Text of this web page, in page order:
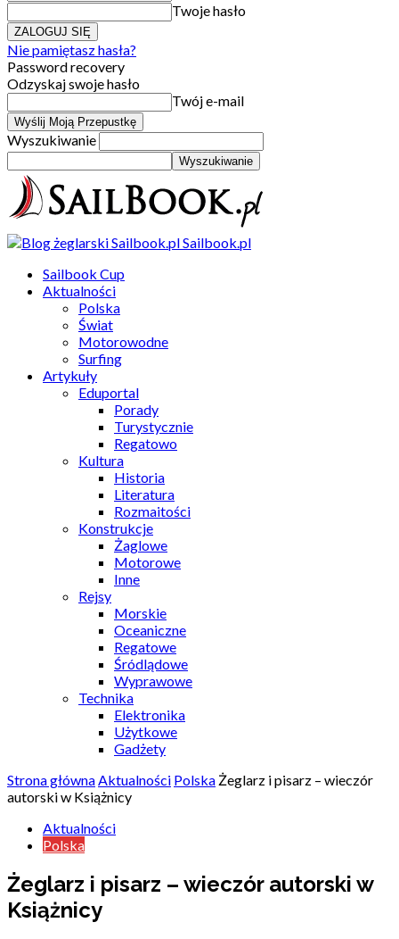
Twoje hasło
Nie pamiętasz hasła?
Password recovery
Odzyskaj swoje hasło
Twój e-mail
Wyszukiwanie
Sailbook.pl
Sailbook Cup
Aktualności
Polska
Świat
Motorowodne
Surfing
Artykuły
Eduportal
Porady
Turystycznie
Regatowo
Kultura
Historia
Literatura
Rozmaitości
Konstrukcje
Żaglowe
Motorowe
Inne
Rejsy
Morskie
Oceaniczne
Regatowe
Śródlądowe
Wyprawowe
Technika
Elektronika
Użytkowe
Gadżety
Strona głównaAktualności Polska Żeglarz i pisarz – wieczór
autorski w Książnicy
Aktualności
Polska
Żeglarz i pisarz – wieczór autorski w
Książnicy